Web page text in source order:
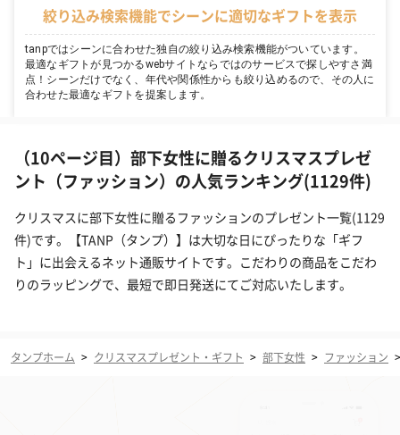
絞り込み検索機能でシーンに適切なギフトを表示
tanpではシーンに合わせた独自の絞り込み検索機能がついています。
最適なギフトが見つかるwebサイトならではのサービスで探しやすさ満
点！シーンだけでなく、年代や関係性からも絞り込めるので、その人に
合わせた最適なギフトを提案します。
（10ページ目）部下女性に贈るクリスマスプレゼ
ント（ファッション）の人気ランキング(1129件)
クリスマスに部下女性に贈るファッションのプレゼント一覧(1129
件)です。【TANP（タンプ）】は大切な日にぴったりな「ギフ
ト」に出会えるネット通販サイトです。こだわりの商品をこだわ
りのラッピングで、最短で即日発送にてご対応いたします。
タンプホーム > クリスマスプレゼント・ギフト > 部下女性 > ファッション